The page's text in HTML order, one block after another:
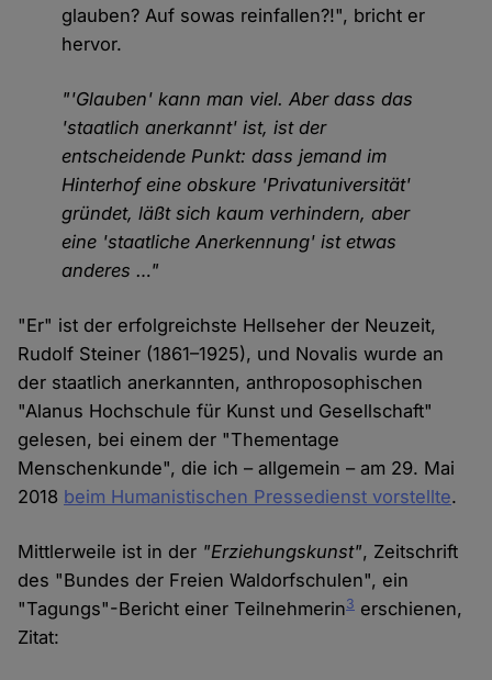
glauben? Auf sowas reinfallen?!", bricht er
hervor.
"'Glauben' kann man viel. Aber dass das
'staatlich anerkannt' ist, ist der
entscheidende Punkt: dass jemand im
Hinterhof eine obskure 'Privatuniversität'
gründet, läßt sich kaum verhindern, aber
eine 'staatliche Anerkennung' ist etwas
anderes …"
"Er" ist der erfolgreichste Hellseher der Neuzeit,
Rudolf Steiner (1861–1925), und Novalis wurde an
der staatlich anerkannten, anthroposophischen
"Alanus Hochschule für Kunst und Gesellschaft"
gelesen, bei einem der "Thementage
Menschenkunde", die ich – allgemein – am 29. Mai
2018 beim Humanistischen Pressedienst vorstellte.
Mittlerweile ist in der "Erziehungskunst", Zeitschrift
des "Bundes der Freien Waldorfschulen", ein
"Tagungs"-Bericht einer Teilnehmerin3 erschienen,
Zitat: